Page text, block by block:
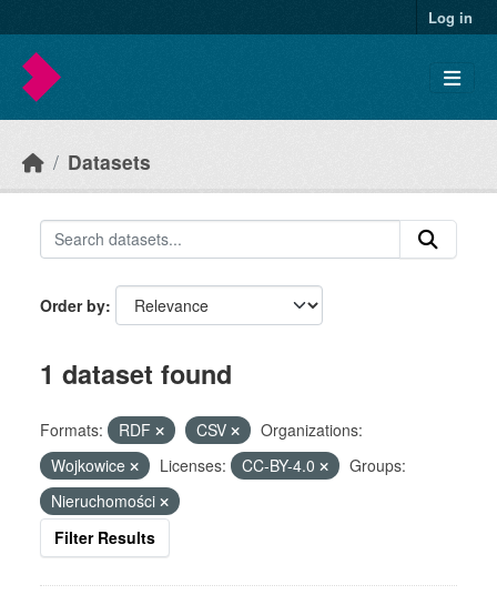
Log in
Datasets
Order by
1 dataset found
Formats: RDF CSV
Organizations:
Wojkowice
Licenses: CC-BY-4.0
Groups:
Nieruchomości
Filter Results